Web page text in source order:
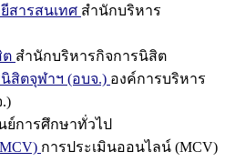
สารสนเทศ สำนักบริหาร
ต สำนักบริหารกิจการนิสิต
สิตจุฬาฯ (อบจ.) องค์การบริหาร
ย์การศึกษาทั่วไป
การประเมินออนไลน์ (MCV)